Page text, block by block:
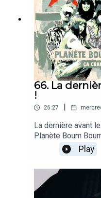
66. La
!
26:27
La dernière avant
Planète Boum
IDEREisbär -
Dianelinknb -
AddedYou & We -
Play